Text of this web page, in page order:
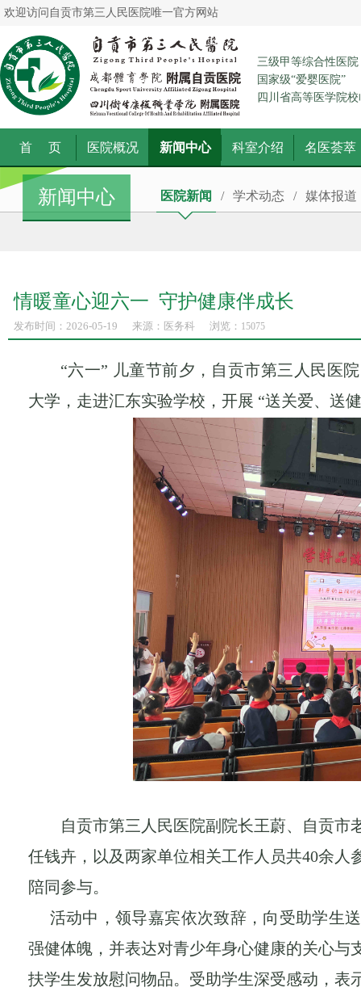
欢迎访问自贡市第三人民医院唯一官方网站
三级甲等综合性医院
国家级“爱婴医院”
四川省高等医学院
首 页 医院概况 新闻中心 科室介绍 名医荟萃
新闻中心 医院新闻 / 学术动态 / 媒体报道
情暖童心迎六一 守护健康伴成长
发布时间：2026-05-19 来源：医务科 浏览： 15075
“六一” 儿童节前夕，自贡市第三人民医
大学，走进汇东实验学校，开展 “送关爱、送
自贡市第三人民医院副院长王蔚、自贡
任钱卉，以及两家单位相关工作人员共40余人
陪同参与。
活动中，领导嘉宾依次致辞，向受助学生
强健体魄，并表达对青少年身心健康的关心
扶学生发放慰问物品。受助学生深受感动，表